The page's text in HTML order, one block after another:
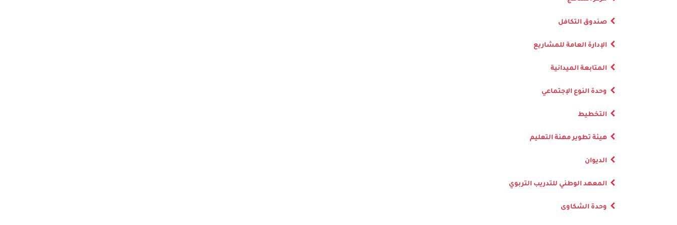
صندوق التكافل
الإدارة العامة للمشاريع
المتابعة الميدانية
وحدة النوع الإجتماعي
التخطيط
هيئة تطوير مهنة التعليم
الديوان
المعهد الوطني للتدريب التربوي
وحدة الشكاوى